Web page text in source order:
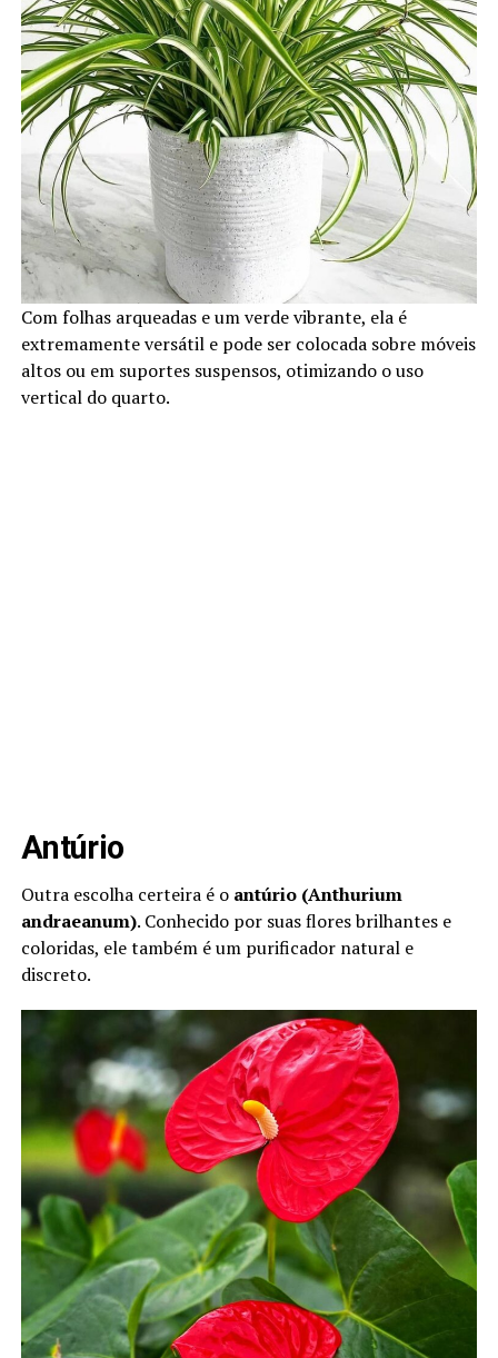
Com folhas arqueadas e um verde vibrante, ela é
extremamente versátil e pode ser colocada sobre móveis
altos ou em suportes suspensos, otimizando o uso
vertical do quarto.
Antúrio
Outra escolha certeira é o antúrio (Anthurium
andraeanum). Conhecido por suas flores brilhantes e
coloridas, ele também é um purificador natural e
discreto.